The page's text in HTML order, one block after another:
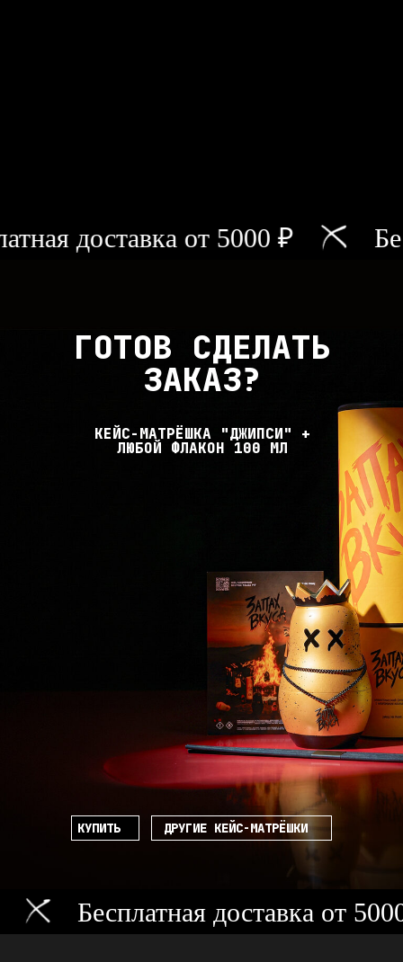
доставка от 5000 ₽
ГОТОВ СДЕЛАТЬ
ЗАКАЗ?
КЕЙС-МАТРЁШКА "ДЖИПСИ" +
ЛЮБОЙ ФЛАКОН 100 МЛ
ДРУГИЕ КЕЙС-МАТРЁШКИ
КУПИТЬ
Бесплатная доставка от 5000